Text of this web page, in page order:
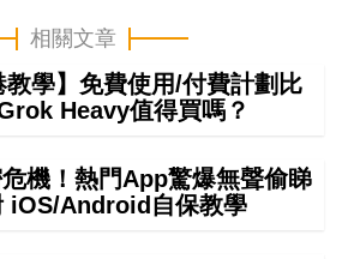
相關文章
教學】免費使用/付費計劃比
Heavy值得買嗎？
機！熱門App驚爆無聲偷睇
iOS/Android自保教學